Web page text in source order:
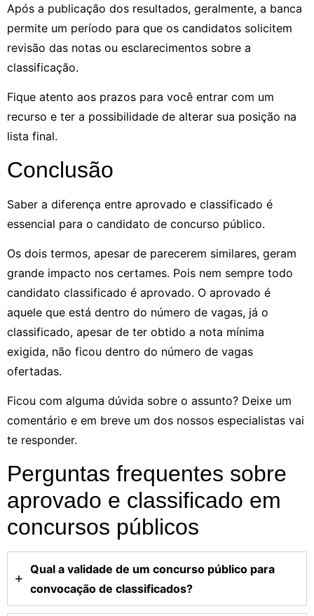
Após a publicação dos resultados, geralmente, a banca
permite um período para que os candidatos solicitem
revisão das notas ou esclarecimentos sobre a
classificação.
Fique atento aos prazos para você entrar com um
recurso e ter a possibilidade de alterar sua posição na
lista final.
Conclusão
Saber a diferença entre aprovado e classificado é
essencial para o candidato de concurso público.
Os dois termos, apesar de parecerem similares, geram
grande impacto nos certames. Pois nem sempre todo
candidato classificado é aprovado. O aprovado é
aquele que está dentro do número de vagas, já o
classificado, apesar de ter obtido a nota mínima
exigida, não ficou dentro do número de vagas
ofertadas.
Ficou com alguma dúvida sobre o assunto? Deixe um
comentário e em breve um dos nossos especialistas vai
te responder.
Perguntas frequentes sobre
aprovado e classificado em
concursos públicos
Qual a validade de um concurso público para
convocação de classificados?